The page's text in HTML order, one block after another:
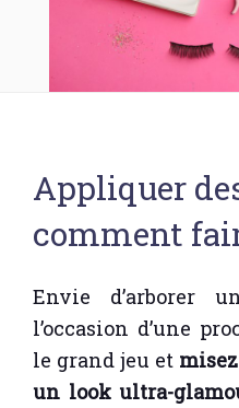
Appliquer
comment
Envie d’arborer
l’occasion d’une
le grand jeu et
un look ultra-